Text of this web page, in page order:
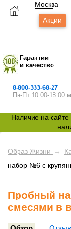
Москва
Акции
Гарантии
и качество
8-800-333-68-27
Пн-Пт 10:00-18:00
Наличие на сайте
Образ Жизни →
набор №6 с
Пробный
смесями в